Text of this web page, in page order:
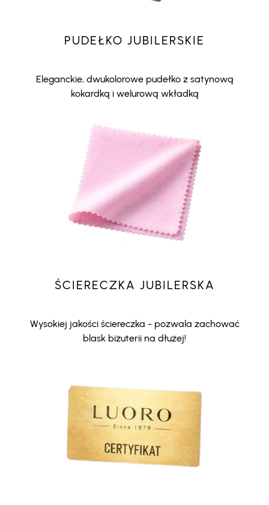
PUDEŁKO JUBILERSKIE
Eleganckie, dwukolorowe pudełko z satynową
kokardką i welurową wkładką
ŚCIERECZKA JUBILERSKA
Wysokiej jakości ściereczka - pozwala zachować
blask biżuterii na dłużej!